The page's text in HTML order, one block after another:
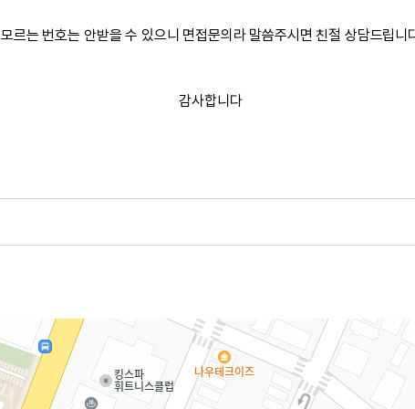
모르는 번호는 안받을 수 있으니 면접문의라 말씀주시면 친절 상담드립니
감사합니다